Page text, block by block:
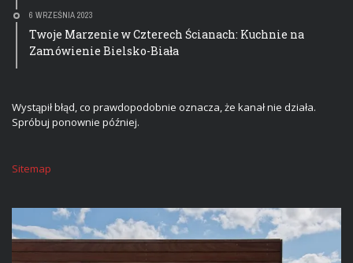
6 WRZEŚNIA 2023
Twoje Marzenie w Czterech Ścianach: Kuchnie na
Zamówienie Bielsko-Biała
Wystąpił błąd, co prawdopodobnie oznacza, że kanał nie działa.
Spróbuj ponownie później.
Sitemap